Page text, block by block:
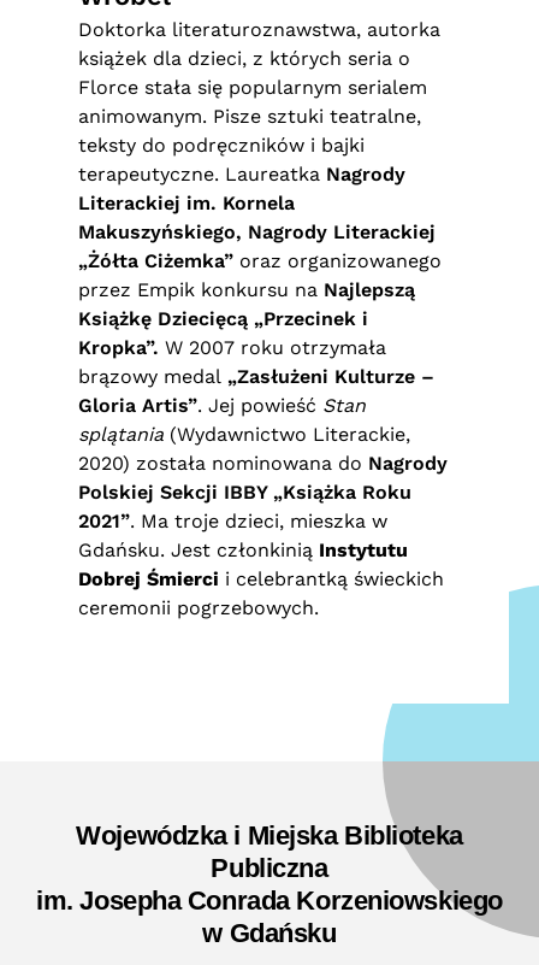
Doktorka literaturoznawstwa, autorka
książek dla dzieci, z których seria o
Florce stała się popularnym serialem
animowanym. Pisze sztuki teatralne,
teksty do podręczników i bajki
terapeutyczne. Laureatka Nagrody
Literackiej im. Kornela
Makuszyńskiego, Nagrody Literackiej
„Żółta Ciżemka” oraz organizowanego
przez Empik konkursu na Najlepszą
Książkę Dziecięcą „Przecinek i
Kropka”. W 2007 roku otrzymała
brązowy medal „Zasłużeni Kulturze –
Gloria Artis”. Jej powieść Stan
splątania (Wydawnictwo Literackie,
2020) została nominowana do Nagrody
Polskiej Sekcji IBBY „Książka Roku
2021”. Ma troje dzieci, mieszka w
Gdańsku. Jest członkinią Instytutu
Dobrej Śmierci i celebrantką świeckich
ceremonii pogrzebowych.
Wojewódzka i Miejska Biblioteka
Publiczna
im. Josepha Conrada Korzeniowskiego
w Gdańsku